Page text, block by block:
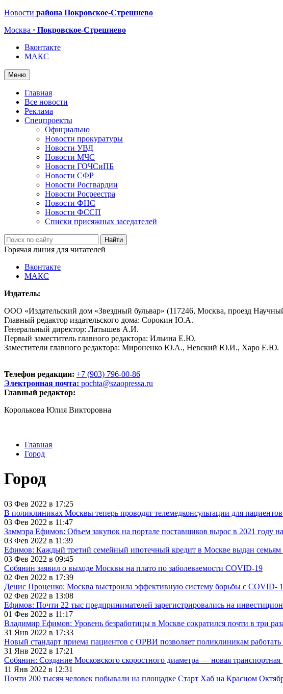
Новости района Покровское-Стрешнево
Москва · Покровское-Стрешнево
Вконтакте
МАКС
Меню
Главная
Все новости
Реклама
Спецпроекты
Официально
Новости прокуратуры
Новости УВД
Новости МЧС
Новости ГОЧСиПБ
Новости СФР
Новости Росгвардии
Новости Росреестра
Новости ФНС
Новости ФССП
Списки присяжных заседателей
Горячая линия для читателей
Вконтакте
МАКС
Издатель:
ООО «Издательский дом «Звездный бульвар» (117246, Москва, проезд
Главный редактор издательского дома: Сорокин Ю.А.
Генеральный директор: Латышев А.И.
Первый заместитель главного редактора: Ильина Е.Ю.
Заместители главного редактора: Мироненко Ю.А., Невский Ю.И., Харо Е.Ю.
Телефон редакции: +7 (903) 796-00-86
Электронная почта: pochta@szaopressa.ru
Главный редактор:
Королькова Юлия Викторовна
Главная
Город
Город
03 Фев 2022 в 17:25
В поликлиниках Москвы теперь проводят телемедконсультации для
03 Фев 2022 в 11:47
Заммэра Ефимов: Объем закупок на портале поставщиков вырос в 2021 году
03 Фев 2022 в 11:39
Ефимов: Каждый третий семейный ипотечный кредит в Москве выдан семьям
03 Фев 2022 в 09:45
Собянин заявил о выходе Москвы на плато по заболеваемости COVID-19
02 Фев 2022 в 17:39
Денис Проценко: Москва выстроила эффективную систему борьбы с COVID-
02 Фев 2022 в 13:08
Ефимов: Почти 22 тыс предпринимателей зарегистрировались на
01 Фев 2022 в 11:17
Владимир Ефимов: Уровень безработицы в Москве сократился почти в три
31 Янв 2022 в 17:33
Новый стандарт приема пациентов с ОРВИ позволяет поликлиникам работать
31 Янв 2022 в 17:21
Собянин: Создание Московского скоростного диаметра — новая транспортная
11 Янв 2022 в 12:31
Почти 200 тысяч человек побывали на площадке Старт Хаб на Красном